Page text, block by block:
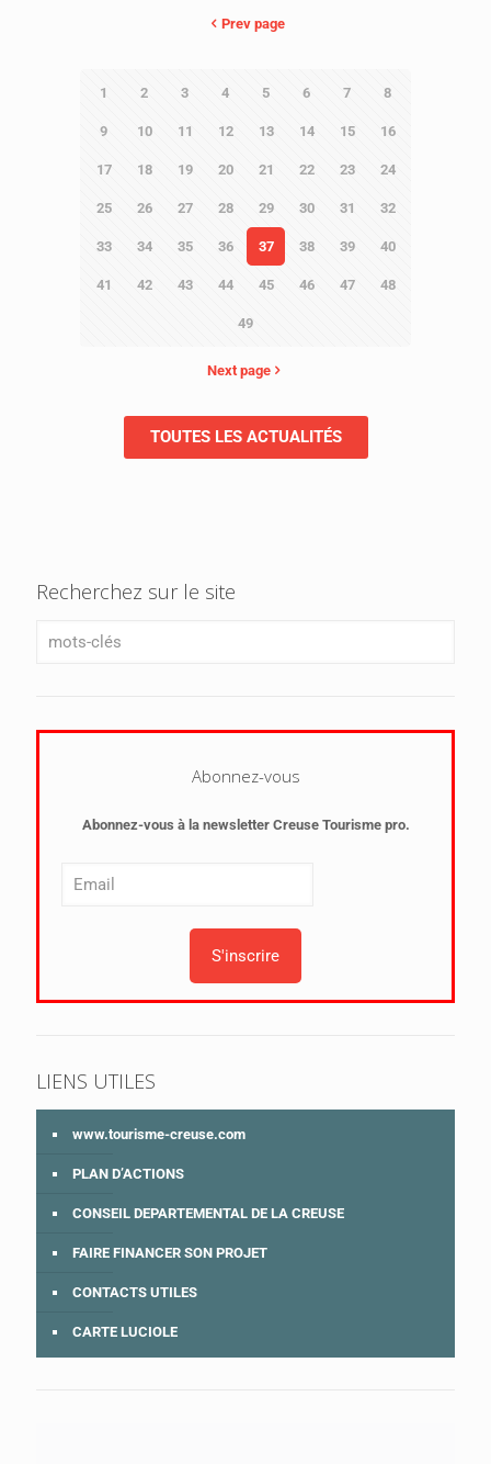
Prev page
1 2 3 4 5 6 7 8
9 10 11 12 13 14 15 16
17 18 19 20 21 22 23 24
25 26 27 28 29 30 31 32
33 34 35 36 37 38 39 40
41 42 43 44 45 46 47 48
49
Next page
TOUTES LES ACTUALITÉS
Recherchez sur le site
Abonnez-vous
Abonnez-vous à la newsletter Creuse Tourisme pro.
LIENS UTILES
www.tourisme-creuse.com
PLAN D’ACTIONS
CONSEIL DEPARTEMENTAL DE LA CREUSE
FAIRE FINANCER SON PROJET
CONTACTS UTILES
CARTE LUCIOLE